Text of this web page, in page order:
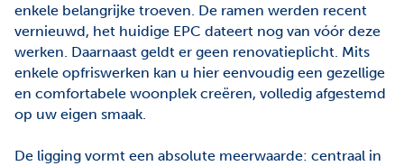
enkele belangrijke troeven. De ramen werden recent
vernieuwd, het huidige EPC dateert nog van vóór deze
werken. Daarnaast geldt er geen renovatieplicht. Mits
enkele opfriswerken kan u hier eenvoudig een gezellige
en comfortabele woonplek creëren, volledig afgestemd
op uw eigen smaak.
De ligging vormt een absolute meerwaarde: centraal in